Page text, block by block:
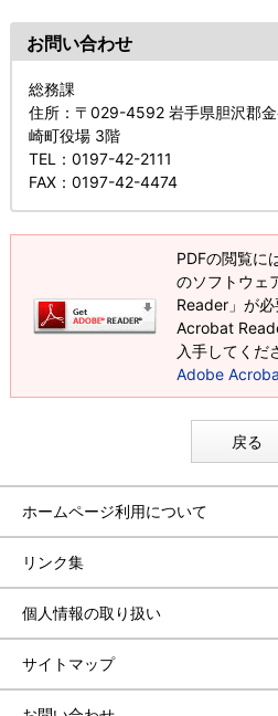
お問い合わせ
総務課
住所：〒029-4592 岩手県胆沢郡
崎町役場 3階
TEL
：0197-42-2111
FAX：0197-42-4474
PDFの閲覧に
のソフトウェ
Reader」が
Acrobat
入手してくだ
Adobe
戻る
ホームページ利用について
リンク集
個人情報の取り扱い
サイトマップ